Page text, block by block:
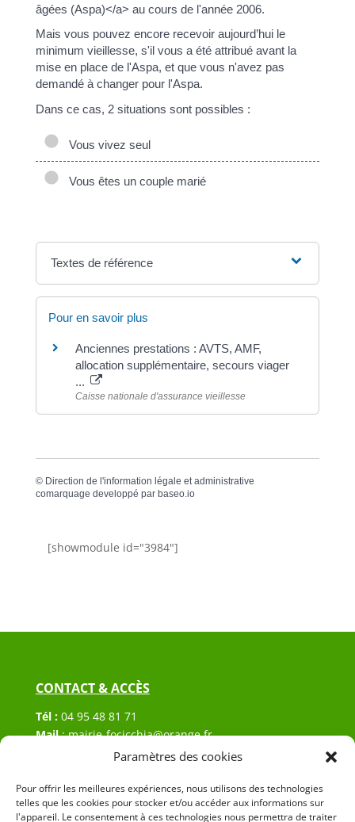
Paramètres des cookies
Pour offrir les meilleures expériences, nous utilisons des technologies
telles que les cookies pour stocker et/ou accéder aux informations sur
l'appareil. Le consentement à ces technologies nous permettra de traiter
âgées (Aspa)</a> au cours de l'année 2006.
Mais vous pouvez encore recevoir aujourd’hui le
minimum vieillesse, s'il vous a été attribué avant la
mise en place de l'Aspa, et que vous n'avez pas
demandé à changer pour l'Aspa.
Dans ce cas, 2 situations sont possibles :
Vous vivez seul
Vous êtes un couple marié
Textes de référence
Pour en savoir plus
Anciennes prestations : AVTS, AMF,
allocation supplémentaire, secours viager
...
Caisse nationale d'assurance vieillesse
© Direction de l'information légale et administrative
comarquage developpé par baseo.io
[showmodule id="3984"]
CONTACT & ACCÈS
Tél : 04 95 48 81 71
Mail:mairie-focicchia@orange.fr
Hôtel de ville de Focicchia
20212 Focicchia